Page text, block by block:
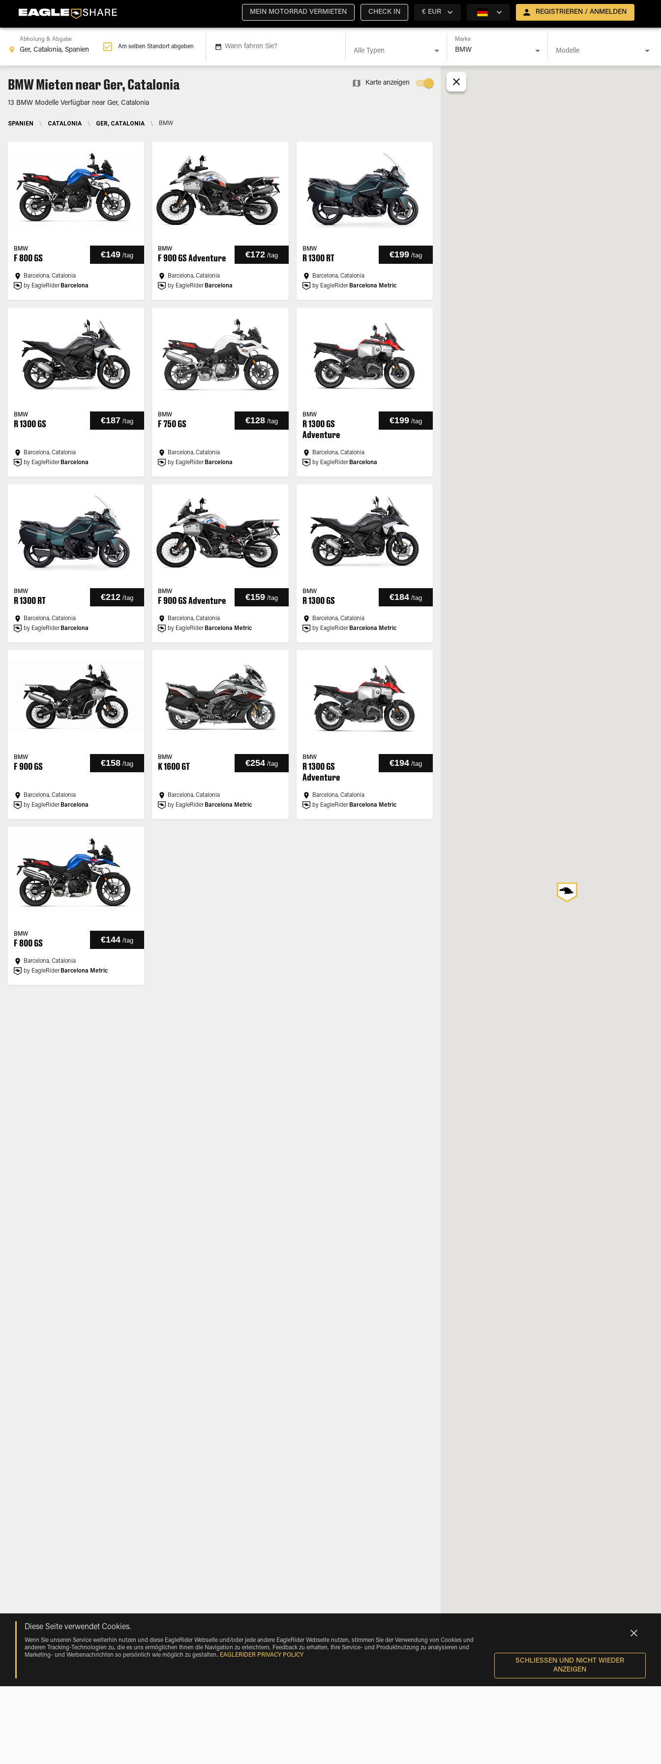
MEIN MOTORRAD VERMIETEN CHECK IN € EUR REGISTRIEREN / ANMELDEN
Abholung & Abgabe
Am selben Standort abgeben Wann fahren Sie?
Alle Typen
Marke
Modelle
BMW Mieten near Ger, Catalonia
13 BMW Modelle Verfügbar near Ger, Catalonia
SPANIEN \ CATALONIA \ GER, CATALONIA \ BMW
Karte anzeigen
BMW
F 800 GS €149 /tag
Barcelona, Catalonia
by EagleRider Barcelona
BMW
F 900 GS Adventure €172 /tag
Barcelona, Catalonia
by EagleRider Barcelona
BMW
R 1300 RT €199 /tag
Barcelona, Catalonia
by EagleRider Barcelona Metric
BMW
R 1300 GS €187 /tag
Barcelona, Catalonia
by EagleRider Barcelona
BMW
F 750 GS €128 /tag
Barcelona, Catalonia
by EagleRider Barcelona
BMW
R 1300 GS
Adventure
€199 /tag
Barcelona, Catalonia
by EagleRider Barcelona
BMW
R 1300 RT €212 /tag
Barcelona, Catalonia
by EagleRider Barcelona
BMW
F 900 GS Adventure €159 /tag
Barcelona, Catalonia
by EagleRider Barcelona Metric
BMW
R 1300 GS €184 /tag
Barcelona, Catalonia
by EagleRider Barcelona Metric
BMW
F 900 GS €158 /tag
Barcelona, Catalonia
by EagleRider Barcelona
BMW
K 1600 GT €254 /tag
Barcelona, Catalonia
by EagleRider Barcelona Metric
BMW
R 1300 GS
Adventure
€194 /tag
Barcelona, Catalonia
by EagleRider Barcelona Metric
BMW
F 800 GS €144 /tag
Barcelona, Catalonia
by EagleRider Barcelona Metric
Diese Seite verwendet Cookies.
Wenn Sie unseren Service weiterhin nutzen und diese EagleRider Webseite und/oder jede andere EagleRider Webseite nutzen, stimmen Sie der Verwendung von Cookies und
anderen Tracking-Technologien zu, die es uns ermöglichen Ihnen die Navigation zu erleichtern, Feedback zu erhalten, Ihre Service- und Produktnutzung zu analysieren und
Marketing- und Werbenachrichten so persönlich wie möglich zu gestalten.. EAGLERIDER PRIVACY POLICY
SCHLIESSEN UND NICHT WIEDER A
NZEIGEN